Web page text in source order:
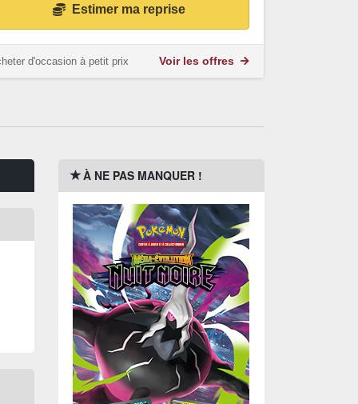
Estimer ma reprise
d'occasion à petit prix Voir les offres
À NE PAS MANQUER !